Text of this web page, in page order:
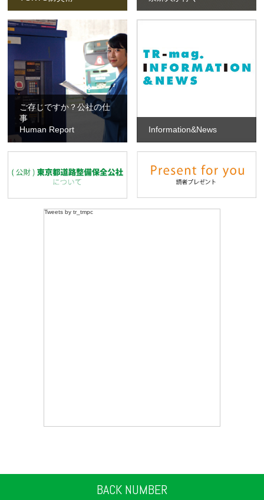
ご存じですか？公社の仕
事
Human Report
Information&News
Tweets by tr_tmpc
BACK NUMBER